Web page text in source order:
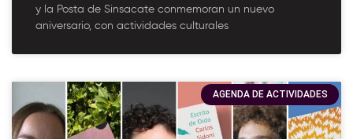
y la Posta de Sinsacate conmemoran un nuevo
aniversario, con actividades culturales
AGENDA DE ACTIVIDADES